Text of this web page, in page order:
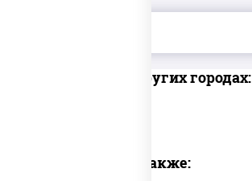
Доставка в других городах:
Предлагаем также: